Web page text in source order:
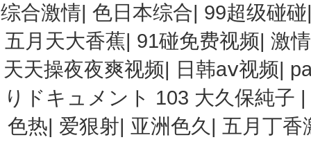
综合激情| 色日本综合| 99超级碰碰
五月天大香蕉| 91碰免费视频| 激
天天操夜夜爽视频| 日韩aⅴ视频|
りドキュメント 103 大久保純子 |
色热| 爱狠射| 亚洲色久 | 五月丁香